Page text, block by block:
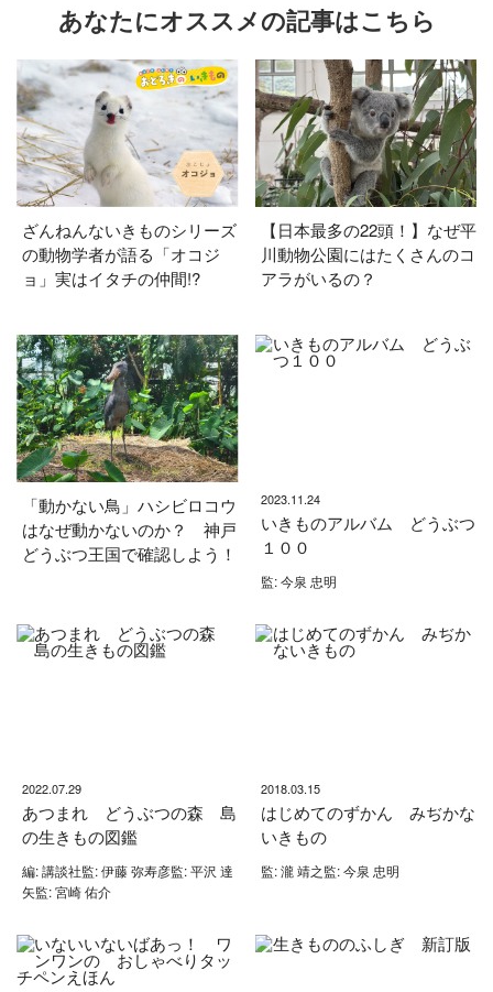
あなたにオススメの記事はこちら
ざんねんないきものシリーズ
の動物学者が語る「オコジ
ョ」実はイタチの仲間!?
【日本最多の22頭！】なぜ平
川動物公園にはたくさんのコ
アラがいるの？
「動かない鳥」ハシビロコウ
はなぜ動かないのか？ 神戸
どうぶつ王国で確認しよう！
2023.11.24
いきものアルバム どうぶつ
１００
監: 今泉 忠明
2022.07.29
あつまれ どうぶつの森 島
の生きもの図鑑
編: 講談社監: 伊藤 弥寿彦監: 平沢 達
矢監: 宮崎 佑介
2018.03.15
はじめてのずかん みぢかな
いきもの
監: 瀧 靖之監: 今泉 忠明